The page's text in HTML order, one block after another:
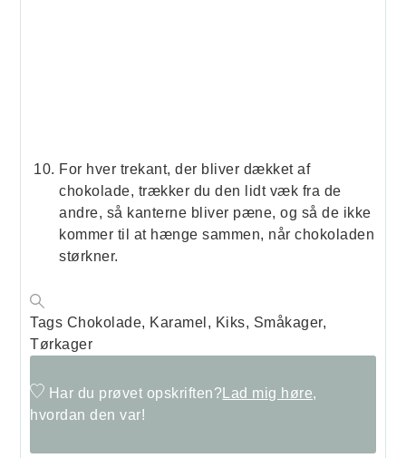
For hver trekant, der bliver dækket af
chokolade, trækker du den lidt væk fra de
andre, så kanterne bliver pæne, og så de ikke
kommer til at hænge sammen, når chokoladen
størkner.
Tags Chokolade, Karamel, Kiks, Småkager,
Tørkager
Har du prøvet opskriften? Lad mig høre,
hvordan den var!